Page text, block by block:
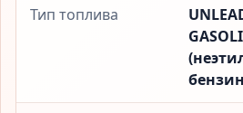
Тип топлива